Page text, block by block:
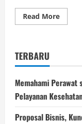
Read MoreRead
more
Kredit
untuk
Sobat
Rudius
Media
TERBARU
Memahami
Pelayanan
Proposal Bisnis,